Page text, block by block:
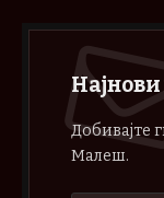
Добивајте
Малеш.